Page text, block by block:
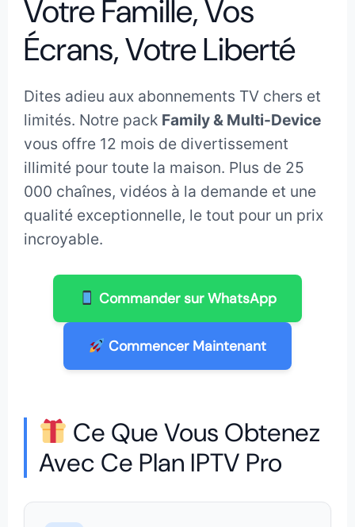
Votre Famille, Vos
Écrans, Votre Liberté
Dites adieu aux abonnements TV chers et
limités. Notre pack Family & Multi-Device
vous offre 12 mois de divertissement
illimité pour toute la maison. Plus de 25
000 chaînes, vidéos à la demande et une
qualité exceptionnelle, le tout pour un prix
incroyable.
Commander sur WhatsApp
Commencer Maintenant
Ce Que Vous Obtenez
Avec Ce Plan IPTV Pro